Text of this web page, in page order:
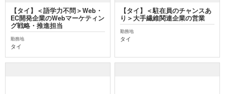
【タイ】＜語学力不問＞Web・
EC開発企業のWebマーケティン
グ戦略・推進担当
勤務地
タイ
【タイ】＜駐在員のチャンスあ
り＞大手繊維関連企業の営業
勤務地
タイ